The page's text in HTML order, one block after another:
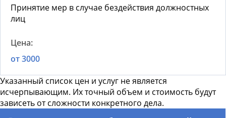
Принятие мер в случае бездействия должностных
лиц
от 3000
Указанный список цен и услуг не является
исчерпывающим. Их точный объем и стоимость будут
зависеть от сложности конкретного дела.